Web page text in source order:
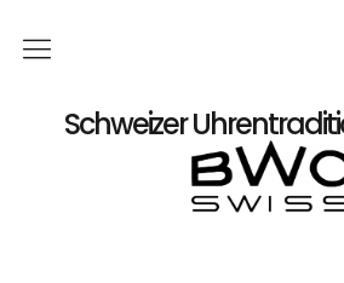
Schweizer
Shop